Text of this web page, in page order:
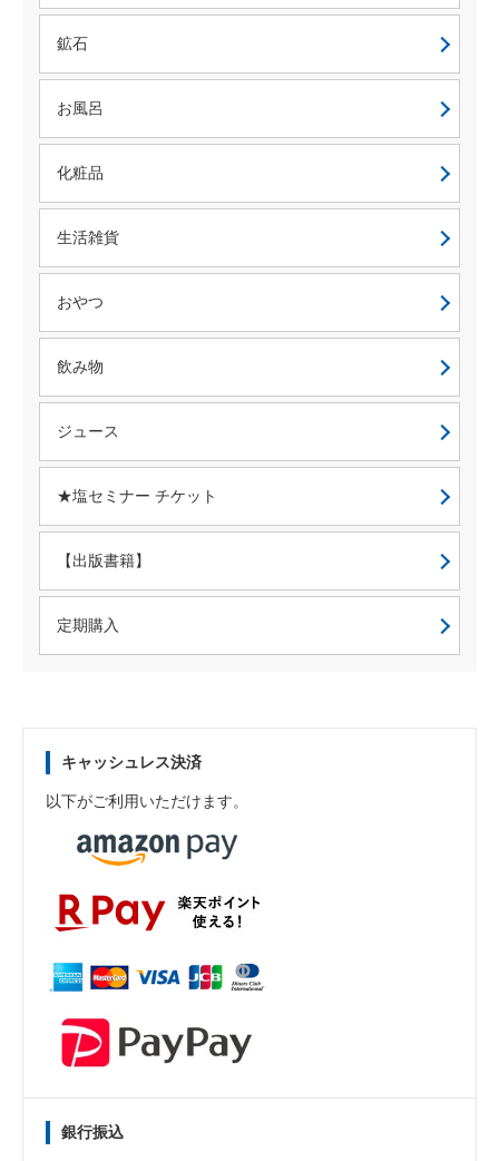
鉱石
お風呂
化粧品
生活雑貨
おやつ
飲み物
ジュース
★塩セミナー チケット
【出版書籍】
定期購入
キャッシュレス決済
以下がご利用いただけます。
銀行振込